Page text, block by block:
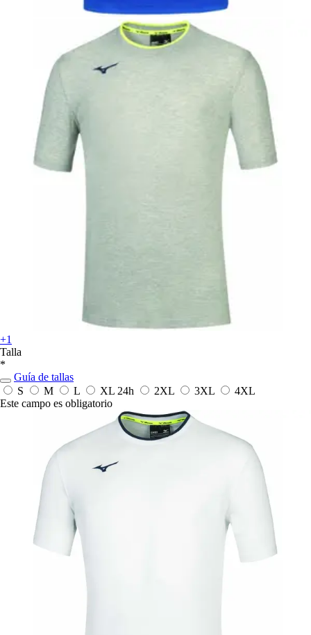
+1
Talla
*
Guía de tallas
S
M L XL 24h 2XL 3XL
4XL
Este campo es obligatorio